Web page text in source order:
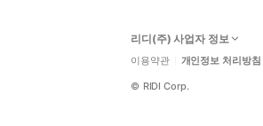
리디(주) 사업자 정보
이용약관 개인정보 처리방침
© RIDI Corp.